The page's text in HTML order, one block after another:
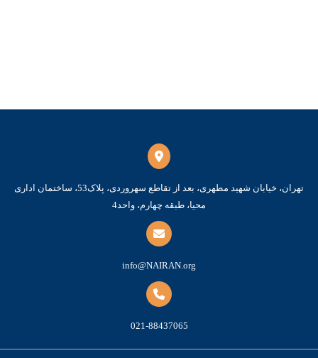
تهران، خیابان شهید مطهری، بعد از تقاطع سهروردی، پلاک53، ساختمان اداری
محیا، طبقه چهارم، واحد4
info@NAIRAN.org
021-88437065